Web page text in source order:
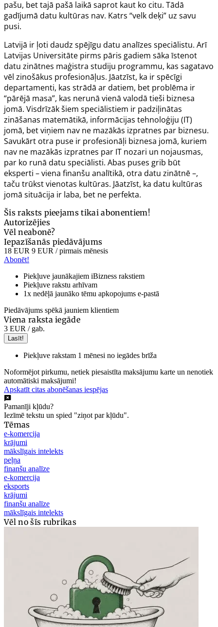
pašu, bet tajā pašā laikā saprot kaut ko citu. Tādā
gadījumā datu kultūras nav. Katrs “velk deķi” uz savu
pusi.
Latvijā ir ļoti daudz spējīgu datu analīzes speciālistu. Arī
Latvijas Universitāte pirms pāris gadiem sāka īstenot
datu zinātnes maģistra studiju programmu, kas sagatavo
vēl zinošākus profesionāļus. Jāatzīst, ka ir spēcīgi
departamenti, kas strādā ar datiem, bet problēma ir
“pārējā masa”, kas nerunā vienā valodā tieši biznesa
jomā. Visdrīzāk šiem speciālistiem ir padziļinātas
zināšanas matemātikā, informācijas tehnoloģiju (IT)
jomā, bet viņiem nav ne mazākās izpratnes par biznesu.
Savukārt otra puse ir profesionāļi biznesa jomā, kuriem
nav ne mazākās izpratnes par IT nozari un nojausmas,
par ko runā datu speciālisti. Abas puses grib būt
eksperti – viena finanšu analītikā, otra datu zinātnē –,
taču trūkst vienotas kultūras. Jāatzīst, ka datu kultūras
jomā situācija ir laba, bet ne perfekta.
Šis raksts pieejams tikai abonentiem!
Autorizējies
Vēl neabonē?
Iepazīšanās piedāvājums
18 EUR 9 EUR / pirmais mēnesis
Abonēt!
Piekļuve jaunākajiem iBizness rakstiem
Piekļuve rakstu arhīvam
1x nedēļā jaunāko tēmu apkopojums e-pastā
Piedāvājums spēkā jauniem klientiem
Viena raksta iegāde
3 EUR / gab.
Lasīt!
Piekļuve rakstam 1 mēnesi no iegādes brīža
Noformējot pirkumu, netiek piesaistīta maksājumu karte un nenotiek
automātiski maksājumi!
Apskatīt citas abonēšanas iespējas
Pamanīji kļūdu?
Iezīmē tekstu un spied "ziņot par kļūdu".
Tēmas
e-komercija
krājumi
mākslīgais intelekts
peļņa
finanšu analīze
e-komercija
eksports
krājumi
finanšu analīze
mākslīgais intelekts
Vēl no šīs rubrikas